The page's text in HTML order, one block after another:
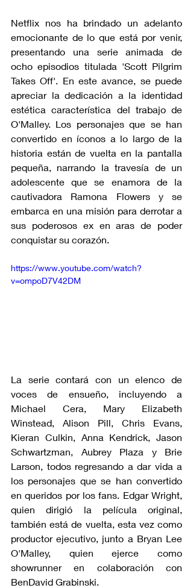
Netflix nos ha brindado un adelanto
emocionante de lo que está por venir,
presentando una serie animada de
ocho episodios titulada 'Scott Pilgrim
Takes Off'. En este avance, se puede
apreciar la dedicación a la identidad
estética característica del trabajo de
O'Malley. Los personajes que se han
convertido en íconos a lo largo de la
historia están de vuelta en la pantalla
pequeña, narrando la travesía de un
adolescente que se enamora de la
cautivadora Ramona Flowers y se
embarca en una misión para derrotar a
sus poderosos ex en aras de poder
conquistar su corazón.
https://www.youtube.com/watch?
v=ompoD7V42DM
La serie contará con un elenco de
voces de ensueño, incluyendo a
Michael Cera, Mary Elizabeth
Winstead, Alison Pill, Chris Evans,
Kieran Culkin, Anna Kendrick, Jason
Schwartzman, Aubrey Plaza y Brie
Larson, todos regresando a dar vida a
los personajes que se han convertido
en queridos por los fans. Edgar Wright,
quien dirigió la película original,
también está de vuelta, esta vez como
productor ejecutivo, junto a Bryan Lee
O'Malley, quien ejerce como
showrunner en colaboración con
BenDavid Grabinski.